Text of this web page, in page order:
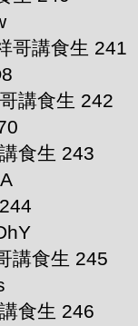
哥講食生 241
講食生 242
食生 243
講食生 245
食生 246